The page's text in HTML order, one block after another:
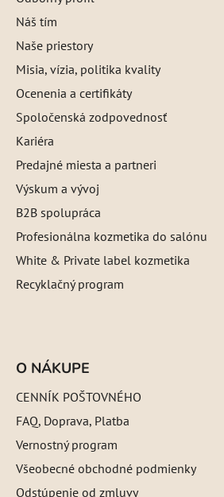
Náš tím
Naše priestory
Misia, vízia, politika kvality
Ocenenia a certifikáty
Spoločenská zodpovednosť
Kariéra
Predajné miesta a partneri
Výskum a vývoj
B2B spolupráca
Profesionálna kozmetika do salónu
White & Private label kozmetika
Recyklačný program
O NÁKUPE
CENNÍK POŠTOVNÉHO
FAQ, Doprava, Platba
Vernostný program
Všeobecné obchodné podmienky
Odstúpenie od zmluvy